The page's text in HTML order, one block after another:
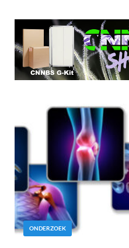
ONDERZOEK